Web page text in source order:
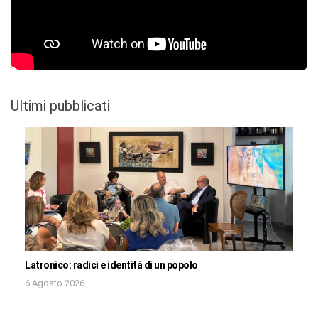
Ultimi pubblicati
Latronico: radici e identità di un popolo
6 Agosto 2026